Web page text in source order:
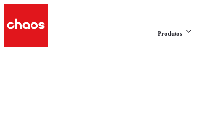
Produtos